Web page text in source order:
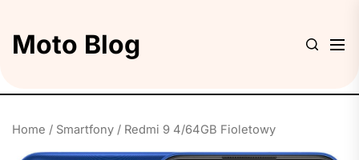
Moto Blog
Home / Smartfony / Redmi 9 4/64GB Fioletowy